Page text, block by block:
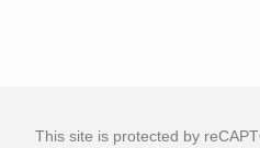
This site is protected by